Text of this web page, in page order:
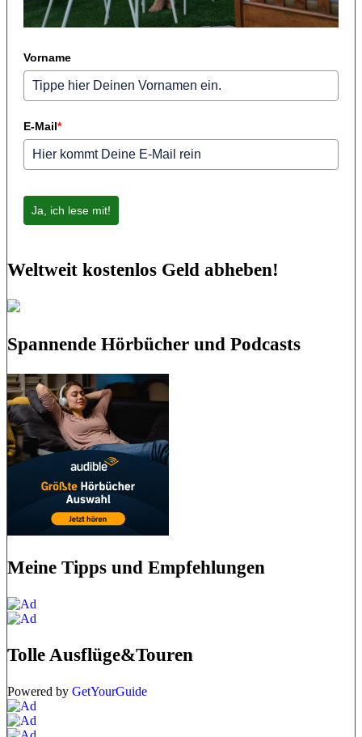
Vorname
E-Mail*
Ja, ich lese mit!
Weltweit kostenlos Geld abheben!
Spannende Hörbücher und Podcasts
Meine Tipps und Empfehlungen
Tolle Ausflüge&Touren
Powered by GetYourGuide